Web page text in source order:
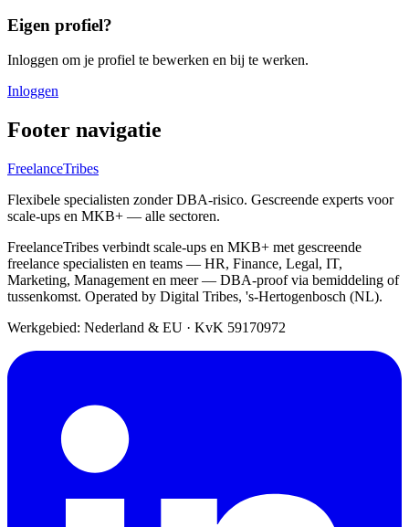
Eigen profiel?
Inloggen om je profiel te bewerken en bij te werken.
Inloggen
Footer navigatie
FreelanceTribes
Flexibele specialisten zonder DBA-risico. Gescreende experts voor
scale-ups en MKB+ — alle sectoren.
FreelanceTribes verbindt scale-ups en MKB+ met gescreende
freelance specialisten en teams — HR, Finance, Legal, IT,
Marketing, Management en meer — DBA-proof via bemiddeling of
tussenkomst. Operated by Digital Tribes, 's-Hertogenbosch (NL).
Werkgebied: Nederland & EU · KvK 59170972